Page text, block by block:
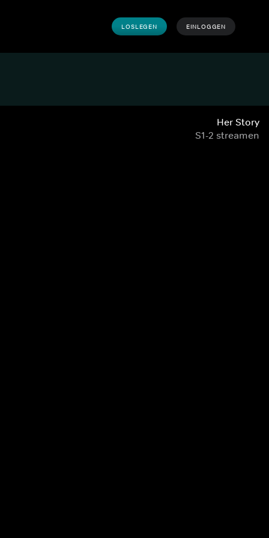
LOSLEGEN EINLOGGEN
Her Story
S1-2 streamen